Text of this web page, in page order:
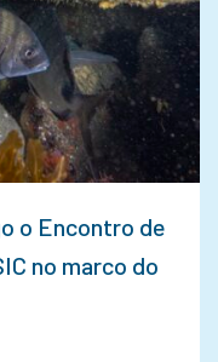
o Encontro de
no marco do